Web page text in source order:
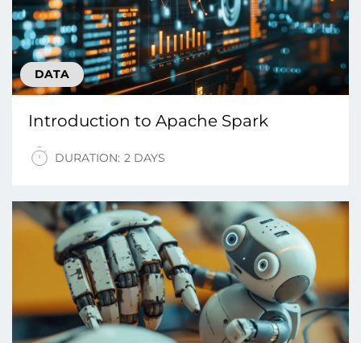
DATA
Introduction tо Apache Spark
DURATION: 2 DAYS